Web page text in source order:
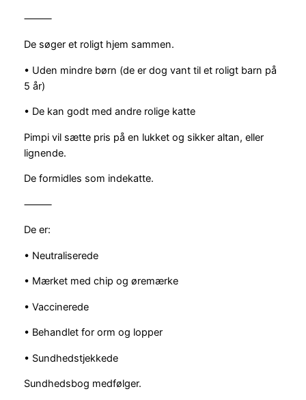
⸻
De søger et roligt hjem sammen.
• Uden mindre børn (de er dog vant til et roligt barn på
5 år)
• De kan godt med andre rolige katte
Pimpi vil sætte pris på en lukket og sikker altan, eller
lignende.
De formidles som indekatte.
⸻
De er:
• Neutraliserede
• Mærket med chip og øremærke
• Vaccinerede
• Behandlet for orm og lopper
• Sundhedstjekkede
Sundhedsbog medfølger.